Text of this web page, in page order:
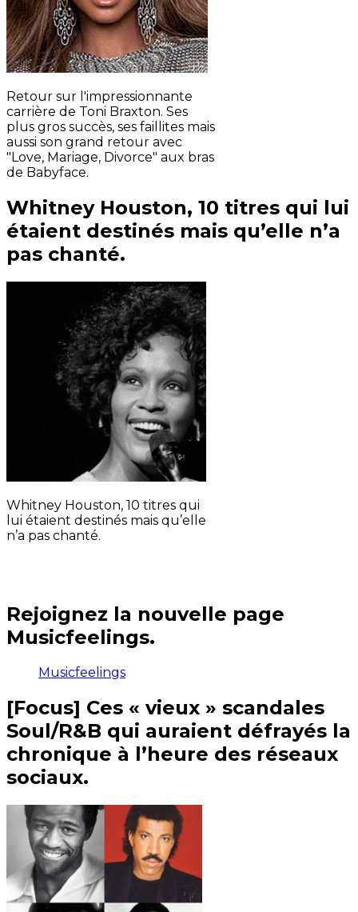
Retour sur l'impressionnante
carrière de Toni Braxton. Ses
plus gros succès, ses faillites mais
aussi son grand retour avec
"Love, Mariage, Divorce" aux bras
de Babyface.
Whitney Houston, 10 titres qui lui
étaient destinés mais qu’elle n’a
pas chanté.
Whitney Houston, 10 titres qui
lui étaient destinés mais qu’elle
n’a pas chanté.
Rejoignez la nouvelle page
Musicfeelings.
Musicfeelings
[Focus] Ces « vieux » scandales
Soul/R&B qui auraient défrayés la
chronique à l’heure des réseaux
sociaux.